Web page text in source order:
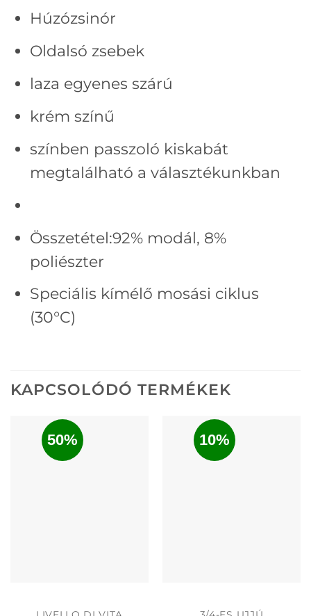
Húzózsinór
Oldalsó zsebek
laza egyenes szárú
krém színű
színben passzoló kiskabát
megtalálható a választékunkban
Összetétel:92% modál, 8%
poliészter
Speciális kímélő mosási ciklus
(30°C)
KAPCSOLÓDÓ TERMÉKEK
50% 10%